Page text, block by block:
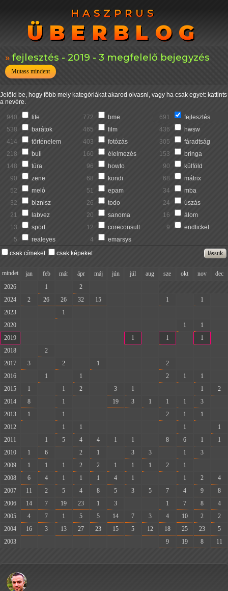
HASZPRUS
ÜBERBLOG
HASZPRUS
ÜBERBLOG
fejlesztés - 2019 - 3 megfelelő bejegyzés
Mutass mindent
Jelöld be, hogy főbb mely kategóriákat akarod olvasni, vagy ha csak egyet: kattints
a nevére.
940 life 772 bme 691
fejlesztés
538
barátok 465 film 436
hwsw
414
történelem 403 fotózás 305
fáradtság
218
buli 160 élelmezés 153
bringa
148
túra 96 howto 90
külföld
90
zene 68 kondi 68
mátrix
52
meló 51 epam 34
mba
32
biznisz 26 todo 24
úszás
21
labvez 20 sanoma 16
álom
13
sport 12 coreconsult 9
endticket
5
realeyes 4
emarsys
csak címeket
csak képeket
mindet jan feb már ápr máj jún júl aug sze okt nov
dec
2026
1 2
2024
2 26 26 32 15 1 1
2023
1
2020
1 1
2019
1 1 1
2018
2
2017
3 2 1 2
2016
1 1 2 1 1
2015
1 1 2 3 1 1
2
2014
8 1 19 3 1 1 1 3
2013
1 1 2 1 1
2012
1 1 1
1
2011
1 5 4 4 1 1 8 6 1
1
2010
1 6 2 1 3 3 1 3
2009
1 1 1 2 2 1 1 1 2 1
2008
6 4 1 1 1 4 1 1 2
4
2007
11 2 5 4 8 5 3 5 7 4 9
8
2006
14 7 19 23 1 3 1 7 8
4
2005
4 7 1 5 5 14 7 3 4 10 2
2
2004
16 3 13 27 23 15 5 12 18 25 23
5
2003
9 19 8 11